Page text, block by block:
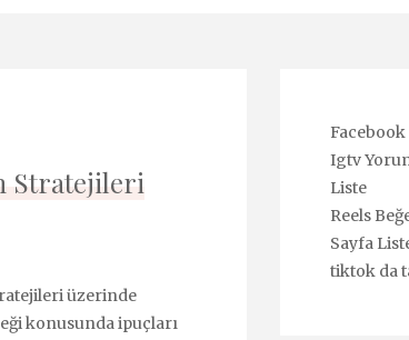
Stratejileri
üzerinde
konusunda ipuçları
Igtv
Liste
Reels
Sayfa
tiktok da